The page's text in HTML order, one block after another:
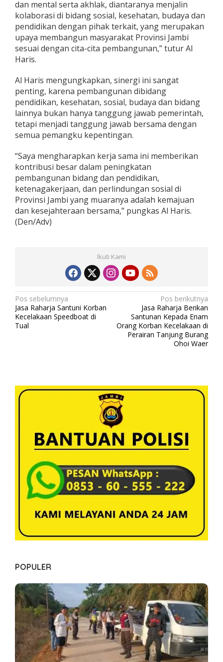
dan mental serta akhlak, diantaranya menjalin
kolaborasi di bidang sosial, kesehatan, budaya dan
pendidikan dengan pihak terkait, yang merupakan
upaya membangun masyarakat Provinsi Jambi
sesuai dengan cita-cita pembangunan,” tutur Al
Haris.
Al Haris mengungkapkan, sinergi ini sangat
penting, karena pembangunan dibidang
pendidikan, kesehatan, sosial, budaya dan bidang
lainnya bukan hanya tanggung jawab pemerintah,
tetapi menjadi tanggung jawab bersama dengan
semua pemangku kepentingan.
“Saya mengharapkan kerja sama ini memberikan
kontribusi besar dalam peningkatan
pembangunan bidang dan pendidikan,
ketenagakerjaan, dan perlindungan sosial di
Provinsi Jambi yang muaranya adalah kemajuan
dan kesejahteraan bersama,” pungkas Al Haris.
(Den/Adv)
Ikuti Kami
N
a
v
s
i
Pos sebelumnya
Jasa Raharja Santuni Korban
Kecelakaan Speedboat di
Tual
Pos berikutnya
Jasa Raharja Berikan
Santunan Kepada Enam
Orang Korban Kecelakaan di
Perairan Tanjung Burang
Ohoi Waer
POPULER